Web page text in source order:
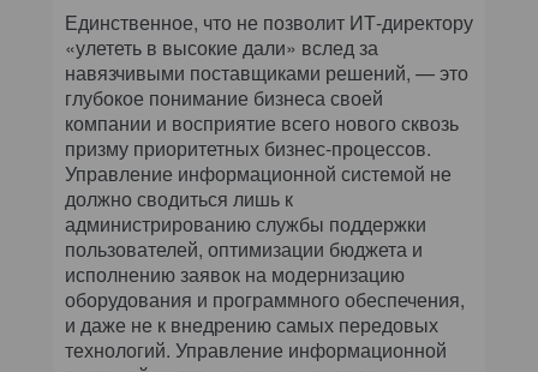
Единственное, что не позволит ИТ-директору
«улететь в высокие дали» вслед за
навязчивыми поставщиками решений, — это
глубокое понимание бизнеса своей
компании и восприятие всего нового сквозь
призму приоритетных бизнес-процессов.
Управление информационной системой не
должно сводиться лишь к
администрированию службы поддержки
пользователей, оптимизации бюджета и
исполнению заявок на модернизацию
оборудования и программного обеспечения,
и даже не к внедрению самых передовых
технологий. Управление информационной